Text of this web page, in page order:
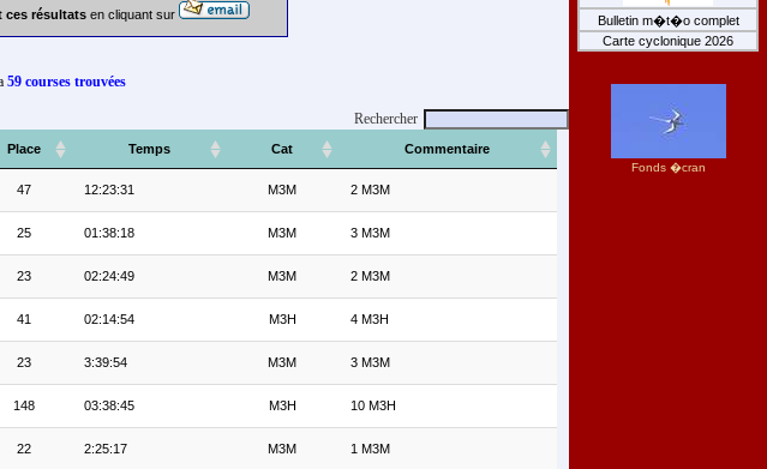
ces résultats en cliquant sur
59 courses trouvées
Rechercher
Place Temps Cat Commentaire
47 12:23:31 M3M 2 M3M
25 01:38:18 M3M 3 M3M
23 02:24:49 M3M 2 M3M
41 02:14:54 M3H 4 M3H
23 3:39:54 M3M 3 M3M
148 03:38:45 M3H 10 M3H
22 2:25:17 M3M 1 M3M
Bulletin m�t�o complet
Carte cyclonique 2026
Fonds �cran